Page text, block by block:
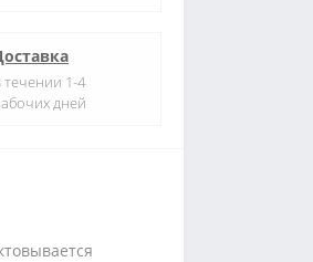
течении 1-4
дней